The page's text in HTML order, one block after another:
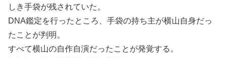
しき手袋が残されていた。
DNA鑑定を行ったところ、手袋の持ち主が横山自身だっ
たことが判明。
すべて横山の自作自演だったことが発覚する。